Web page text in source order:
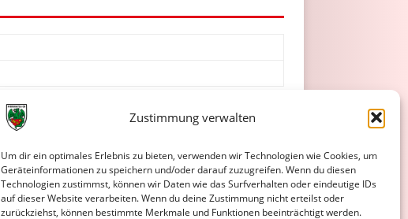
Zustimmung verwalten
Um dir ein optimales Erlebnis zu bieten, verwenden wir Technologien wie Cookies, um
Geräteinformationen zu speichern und/oder darauf zuzugreifen. Wenn du diesen
Technologien zustimmst, können wir Daten wie das Surfverhalten oder eindeutige IDs
auf dieser Website verarbeiten. Wenn du deine Zustimmung nicht erteilst oder
zurückziehst, können bestimmte Merkmale und Funktionen beeinträchtigt werden.